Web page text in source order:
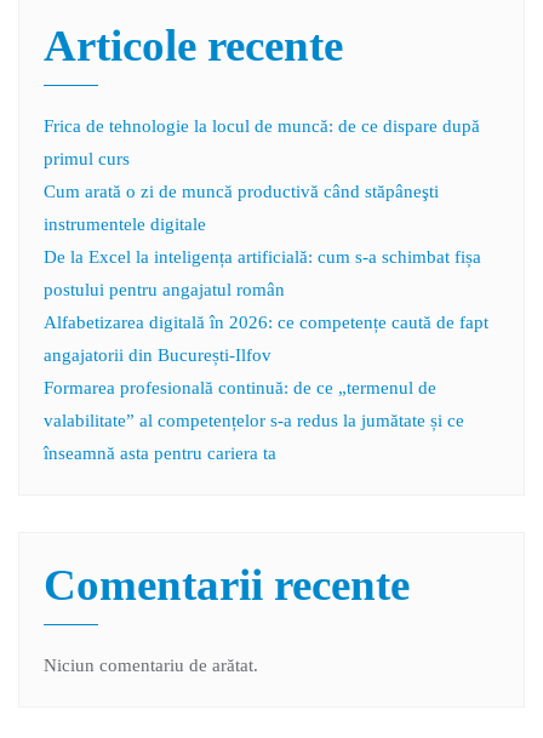
Articole recente
Frica de tehnologie la locul de muncă: de ce dispare după
primul curs
Cum arată o zi de muncă productivă când stăpâneşti
instrumentele digitale
De la Excel la inteligența artificială: cum s-a schimbat fișa
postului pentru angajatul român
Alfabetizarea digitală în 2026: ce competențe caută de fapt
angajatorii din București-Ilfov
Formarea profesională continuă: de ce „termenul de
valabilitate” al competențelor s-a redus la jumătate și ce
înseamnă asta pentru cariera ta
Comentarii recente
Niciun comentariu de arătat.